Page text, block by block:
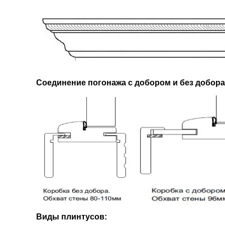
Соединение погонажа с добором и без
Виды плинтусов: